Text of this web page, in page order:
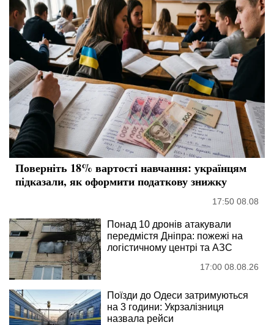
Поверніть 18% вартості навчання: українцям
підказали, як оформити податкову знижку
17:50 08.08
Понад 10 дронів атакували
передмістя Дніпра: пожежі на
логістичному центрі та АЗС
17:00 08.08.26
Поїзди до Одеси затримуються
на 3 години: Укрзалізниця
назвала рейси